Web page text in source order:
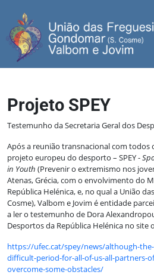
Projeto SPEY
Testemunho da Secretaria Geral dos
Após a reunião transnacional com todos
projeto europeu do desporto – SPEY -
in Youth (Prevenir o extremismo nos
Atenas, Grécia, com o envolvimento do
República Helénica, e, no qual a União
Cosme), Valbom e Jovim é entidade
a ler o testemunho de Dora
Desportos da República Helénica no site
https://ufec.cat/spey/news/although-
difficult-period-for-all-of-us-all-partners-
overcome-some-obstacles/